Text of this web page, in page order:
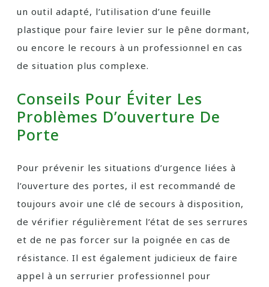
un outil adapté, l’utilisation d’une feuille
plastique pour faire levier sur le pêne dormant,
ou encore le recours à un professionnel en cas
de situation plus complexe.
Conseils Pour Éviter Les
Problèmes D’ouverture De
Porte
Pour prévenir les situations d’urgence liées à
l’ouverture des portes, il est recommandé de
toujours avoir une clé de secours à disposition,
de vérifier régulièrement l’état de ses serrures
et de ne pas forcer sur la poignée en cas de
résistance. Il est également judicieux de faire
appel à un serrurier professionnel pour